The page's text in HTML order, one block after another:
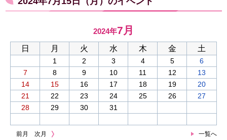
2024年7月
日 月 火 水 木 金 土
1 2 3 4 5
6
7
8 9 10 11 12
13
14
15 16 17 18 19
20
21
22 23 24 25 26
27
28
29 30 31
前月 一覧へ
次月